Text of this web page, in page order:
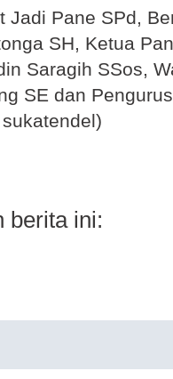
Jadi Pane SPd,
SH, Ketua
Saragih SSos,
SE dan
berita ini: